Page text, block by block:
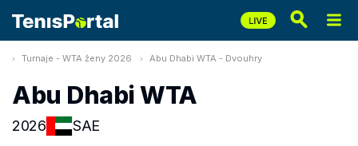
Turnaje - WTA ženy 2026 Abu Dhabi WTA - Dvouhry
Abu Dhabi WTA
2026 SAE